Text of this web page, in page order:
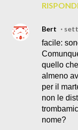
RISPONDI
Bert
facile:
quello
almeno
per il
non le
nome?